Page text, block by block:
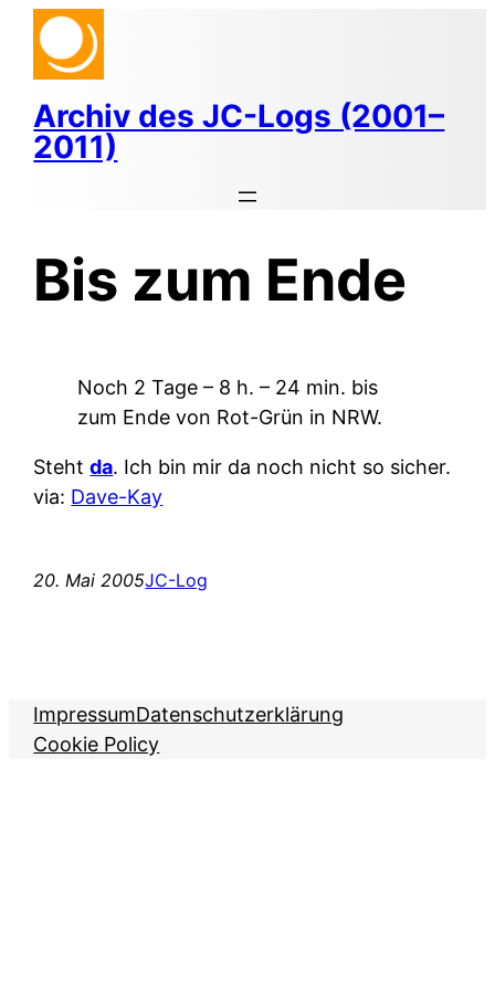
Zum
Inhalt
springen
Archiv des JC-Logs (2001–
2011)
Bis zum Ende
Noch 2 Tage – 8 h. – 24 min. bis
zum Ende von Rot-Grün in NRW.
Stehtda. Ich bin mir da noch nicht so sicher.
via: Dave-Kay
20. Mai 2005JC-Log
ImpressumDatenschutzerklärung
Cookie Policy